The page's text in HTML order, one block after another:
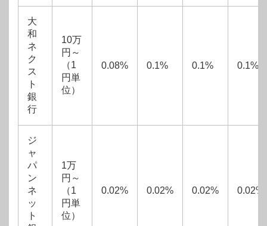
大
和
ネ
ク
ス
ト
銀
行
10万
円～
（1
円単
位）
0.08% 0.1% 0.1% 0.1%
ジ
ャ
パ
ン
ネ
ッ
ト
1万
円～
（1
円単
位）
0.02% 0.02% 0.02% 0.02%